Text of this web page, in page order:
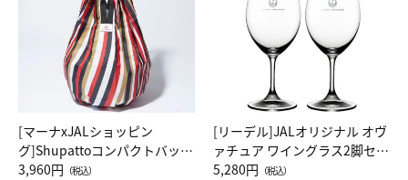
[マーナxJALショッピン
グ]Shupattoコンパクトバッグ
Drop JAL客室乗務員（LC）ス
3,960円 （税込）
[リーデル]JALオリジナル オヴ
ァチュア ワイングラス2脚セッ
ト（レッドワイン）
5,280円 （税込）